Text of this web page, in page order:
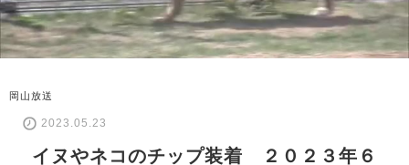
岡山放送
2023.05.23
イヌやネコのチップ装着 ２０２３年６